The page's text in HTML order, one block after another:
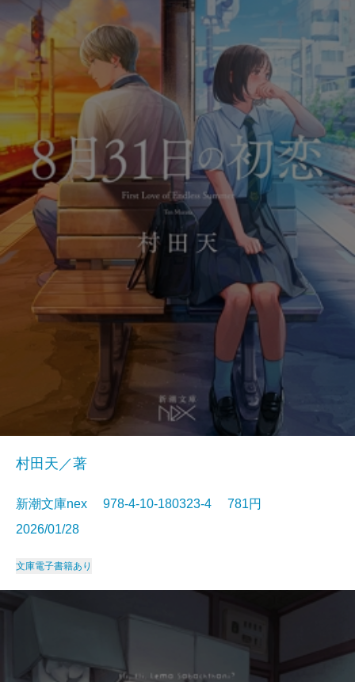
村田天／著
新潮文庫nex 978-4-10-180323-4 781円
2026/01/28
文庫電子書籍あり